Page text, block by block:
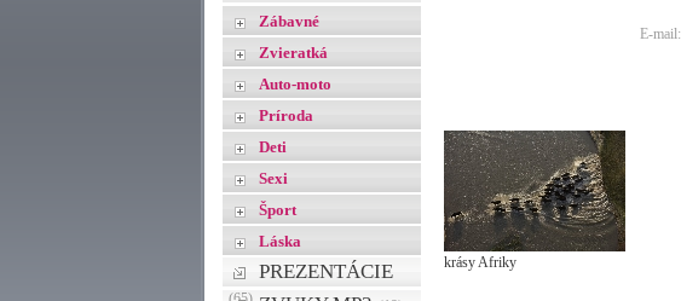
Zábavné
Zvieratká
Auto-moto
Príroda
Deti
Sexi
Šport
Láska
PREZENTÁCIE
E-mail:
krásy Afriky